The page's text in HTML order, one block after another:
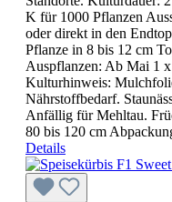
K für 1000 Pflanzen
oder direkt in den
Pflanze in 8 bis 12 cm
Auspflanzen: Ab Mai 1
Kulturhinweis:
Nährstoffbedarf.
Anfällig für Mehltau.
80 bis 120 cm
Details